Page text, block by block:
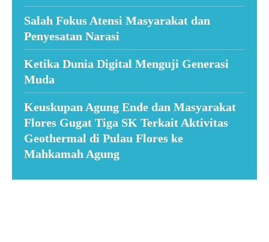
Salah Fokus Atensi Masyarakat dan
Penyesatan Narasi
Ketika Dunia Digital Menguji Generasi
Muda
Keuskupan Agung Ende dan Masyarakat
Flores Gugat Tiga SK Terkait Aktivitas
Geothermal di Pulau Flores ke
Mahkamah Agung